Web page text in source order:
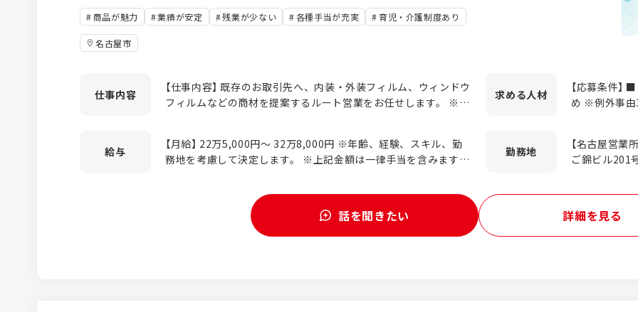
商品が魅力 業績が安定 残業が少ない 各種手当が充実 育児・介護制度あり
名古屋市
仕事内容
【仕事内容】 既存のお取引先へ、内装・外装フィルム、ウィンドウ
フィルムなどの商材を提案するルート営業をお任せします。 ※新
ウィンドウフィルム、塗料など商材はさまざまです。 【具体的な
営業スタイル】 長年お付き合いのあるお客様を定期的に訪問し、
す。 既存顧客のフォローや、見積依頼、問い合わせが主な業務で
挨拶からスタート。商品知識や提案のコツはOJTで丁寧に教えま
求める人材
【応募条件】
め ※例外事由3号のイ） 【求める人物
います。 ・真面目にコツコツと業務に取り組める方 ・素直に学
び、わから
働ける環境で
し、活躍して
給与
【月給】 22万5,000円～ 32万8,000円 ※年齢、経験、スキル、勤
務地を考慮して決定します。 ※上記金額は一律手当を含みます。
勤務地
【名古屋営業
ご錦ビル201
話を聞きたい 詳細を見る